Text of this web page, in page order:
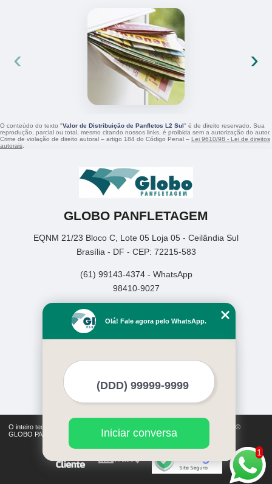
‹ ›
O conteúdo do texto "Valor de Distribuição de Panfletos L2 Sul" é de direito reservado. Sua
reprodução, parcial ou total, mesmo citando nossos links, é proibida sem a autorização do autor.
Crime de violação de direito autoral – artigo 184 do Código Penal – Lei 9610/98 - Lei de direitos
autorais
GLOBO PANFLETAGEM
EQNM 21/23 Bloco C, Lote 05 Loja 05 - Ceilândia Sul
Brasília - DF - CEP: 72215-583
(61) 99143-4374 - WhatsApp
98410-9027
Empresa
Missão
Mapa do site
O inteiro teor deste site está sujeito à proteção de direitos autorais. Copyright©
GLOBO PANFLETAGEM (Lei 9610 de 19/02/1998)
1
Olá! Fale agora pelo WhatsApp.
Iniciar conversa